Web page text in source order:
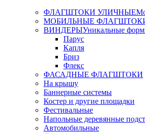
ФЛАГШТОКИ УЛИЧНЫЕ
МОБИЛЬНЫЕ
ВИНДЕРЫУникальные
Парус
Капля
Бриз
Флекс
ФАСАДНЫЕ ФЛАГШТОКИ
На крышу
Баннерные системы
Костер и другие площадки
Фестивальные
Напольные деревянные
Автомобильные